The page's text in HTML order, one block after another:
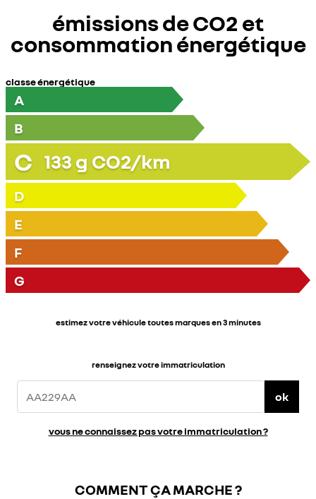
émissions de CO2 et
consommation énergétique
classe énergétique
A
B
C 133 g CO2/km
D
E
F
G
estimez votre véhicule toutes marques en 3 minutes
renseignez votre immatriculation
ok
vous ne connaissez pas votre immatriculation ?
COMMENT ÇA MARCHE ?